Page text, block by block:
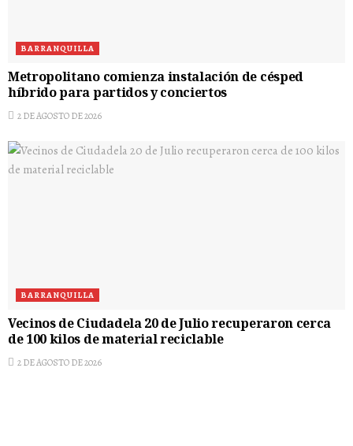
BARRANQUILLA
Metropolitano comienza instalación de césped
híbrido para partidos y conciertos
2 DE AGOSTO DE 2026
BARRANQUILLA
Vecinos de Ciudadela 20 de Julio recuperaron cerca
de 100 kilos de material reciclable
2 DE AGOSTO DE 2026